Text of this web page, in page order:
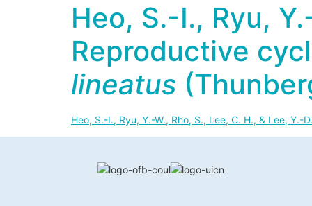
Heo, S.-I., Ryu,
Reproductive
lineatus
Heo, S.-I., Ryu, Y.-W., Rho, S., Lee, C. H., & Lee,